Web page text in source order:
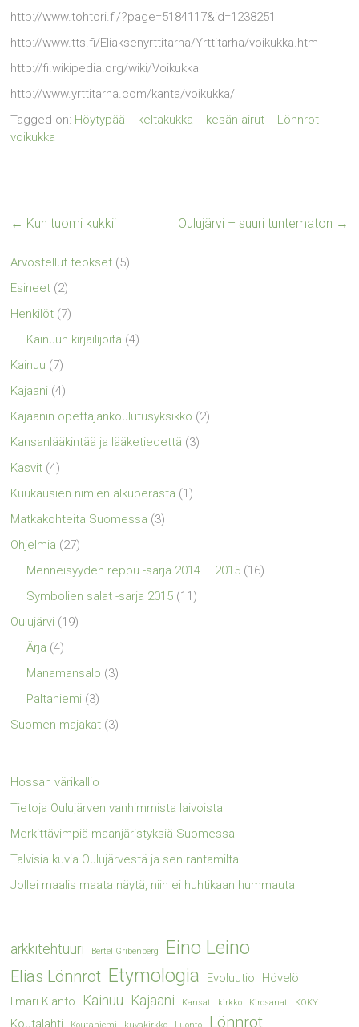
http://www.tohtori.fi/?page=5184117&id=1238251
http://www.tts.fi/Eliaksenyrttitarha/Yrttitarha/voikukka.htm
http://fi.wikipedia.org/wiki/Voikukka
http://www.yrttitarha.com/kanta/voikukka/
Tagged on: Höytypää keltakukka kesän airut
Lönnrot
voikukka
← Kun tuomi kukkii Oulujärvi – suuri tuntematon →
Arvostellut teokset (5)
Esineet (2)
Henkilöt (7)
Kainuun kirjailijoita (4)
Kainuu (7)
Kajaani (4)
Kajaanin opettajankoulutusyksikkö (2)
Kansanlääkintää ja lääketiedettä (3)
Kasvit (4)
Kuukausien nimien alkuperästä (1)
Matkakohteita Suomessa (3)
Ohjelmia (27)
Menneisyyden reppu -sarja 2014 – 2015 (16)
Symbolien salat -sarja 2015 (11)
Oulujärvi (19)
Ärjä (4)
Manamansalo (3)
Paltaniemi (3)
Suomen majakat (3)
Hossan värikallio
Tietoja Oulujärven vanhimmista laivoista
Merkittävimpiä maanjäristyksiä Suomessa
Talvisia kuvia Oulujärvestä ja sen rantamilta
Jollei maalis maata näytä, niin ei huhtikaan hummauta
arkkitehtuuri Bertel Gribenberg Eino Leino
Elias Lönnrot Etymologia Evoluutio
Hövelö
Ilmari Kianto
Kainuu Kajaani Kansat kirkko Kirosanat KOKY
Lönnrot